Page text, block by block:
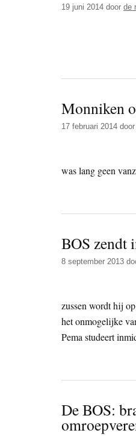
19 juni 2014 door de
Monniken
17 februari 2014 door
was lang geen
BOS zendt
8 september 2013
zussen wordt hij
het onmogelijke
Pema studeert
De BOS: